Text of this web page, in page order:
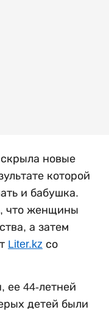
новые
которой
и бабушка.
что женщины
а затем
Liter.kz со
ее 44-летней
детей были